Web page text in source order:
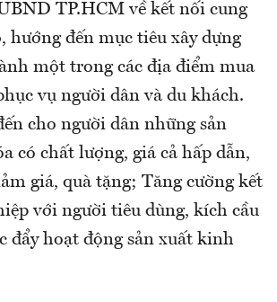
TP.HCM về kết nối cung
hướng đến mục tiêu xây dựng
một trong các địa điểm mua
vụ người dân và du khách.
cho người dân những sản
có chất lượng, giá cả hấp dẫn,
giá, quà tặng; Tăng cường kết
với người tiêu dùng, kích cầu
đẩy hoạt động sản xuất kinh